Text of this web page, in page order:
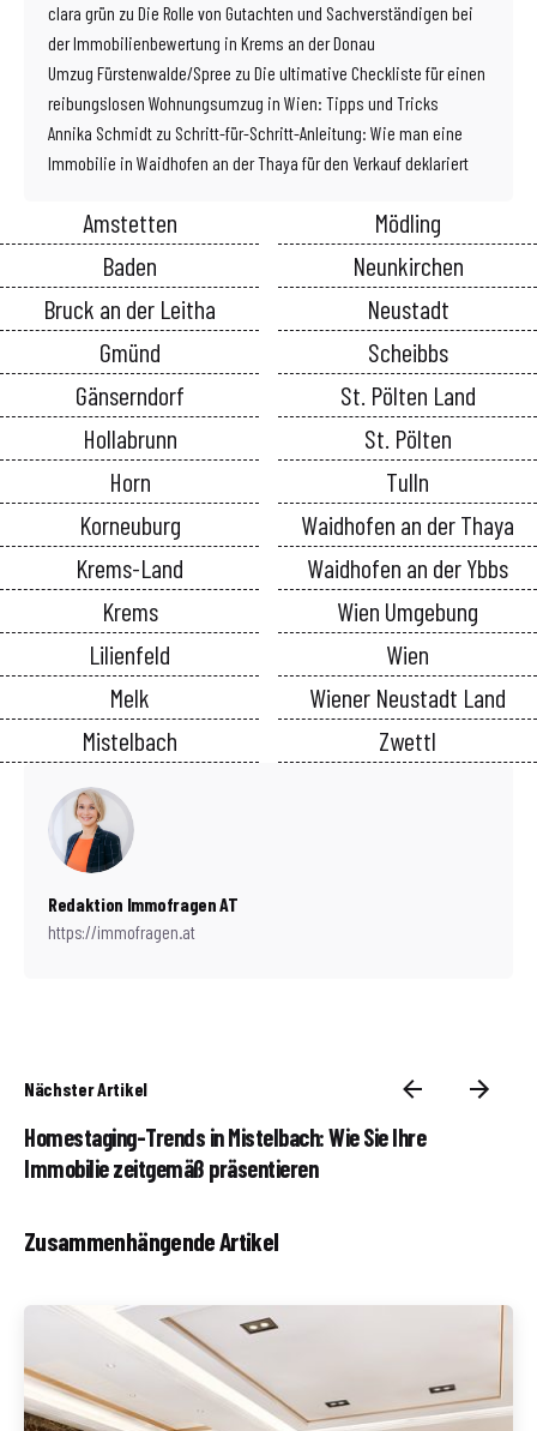
clara grün zu Die Rolle von Gutachten und Sachverständigen bei
der Immobilienbewertung in Krems an der Donau
Umzug Fürstenwalde/Spree zu Die ultimative Checkliste für einen
reibungslosen Wohnungsumzug in Wien: Tipps und Tricks
Annika Schmidt zu Schritt-für-Schritt-Anleitung: Wie man eine
Immobilie in Waidhofen an der Thaya für den Verkauf deklariert
Amstetten
Baden
Bruck an der Leitha
Gmünd
Gänserndorf
Hollabrunn
Horn
Korneuburg
Krems-Land
Krems
Lilienfeld
Melk
Mistelbach
Mödling
Neunkirchen
Neustadt
Scheibbs
St. Pölten Land
St. Pölten
Tulln
Waidhofen an der Thaya
Waidhofen an der Ybbs
Wien Umgebung
Wien
Wiener Neustadt Land
Zwettl
Redaktion Immofragen AT
https://immofragen.at
Nächster Artikel
Homestaging-Trends in Mistelbach: Wie Sie Ihre
Immobilie zeitgemäß präsentieren
Zusammenhängende Artikel